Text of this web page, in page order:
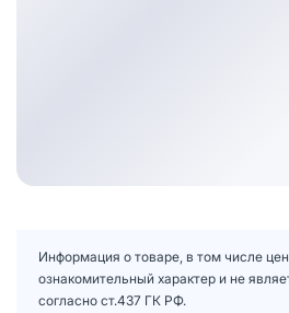
Информация о товаре, в том числе
ознакомительный характер и не
согласно ст.437 ГК РФ.